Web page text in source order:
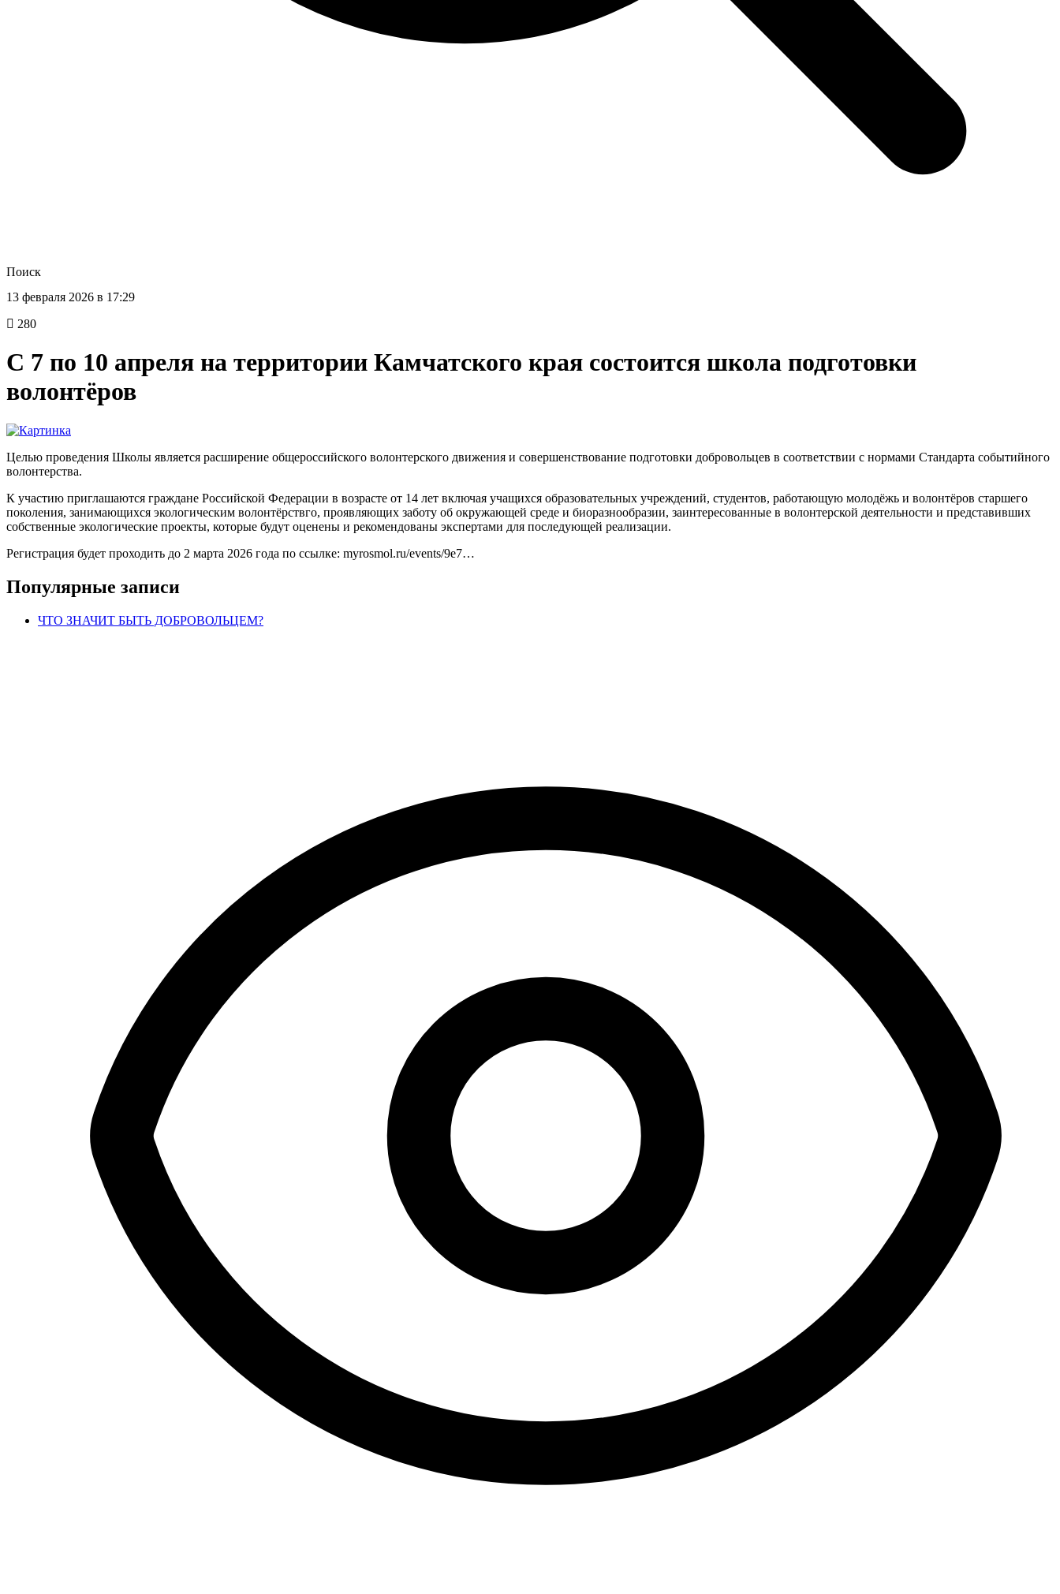
Поиск
13 февраля 2026 в 17:29
280
С 7 по 10 апреля на территории Камчатского края состоится школа подготовки
волонтёров
Целью проведения Школы является расширение общероссийского волонтерского движения и совершенствование подготовки добровольцев в соответствии с нормами Стандарта событийного
волонтерства.
К участию приглашаются граждане Российской Федерации в возрасте от 14 лет включая учащихся образовательных учреждений, студентов, работающую молодёжь и волонтёров старшего
поколения, занимающихся экологическим волонтёрствго, проявляющих заботу об окружающей среде и биоразнообразии, заинтересованные в волонтерской деятельности и представивших
собственные экологические проекты, которые будут оценены и рекомендованы экспертами для последующей реализации.
Регистрация будет проходить до 2 марта 2026 года по ссылке: myrosmol.ru/events/9e7…
Популярные записи
ЧТО ЗНАЧИТ БЫТЬ ДОБРОВОЛЬЦЕМ?